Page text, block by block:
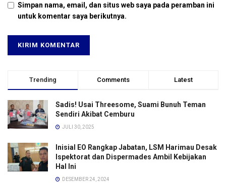
Simpan nama, email, dan situs web saya pada peramban ini
untuk komentar saya berikutnya.
Trending Comments Latest
Sadis! Usai Threesome, Suami Bunuh Teman
Sendiri Akibat Cemburu
JULI 30, 2025
Inisial EO Rangkap Jabatan, LSM Harimau Desak
Ispektorat dan Dispermades Ambil Kebijakan
Hal Ini
DESEMBER 24, 2024